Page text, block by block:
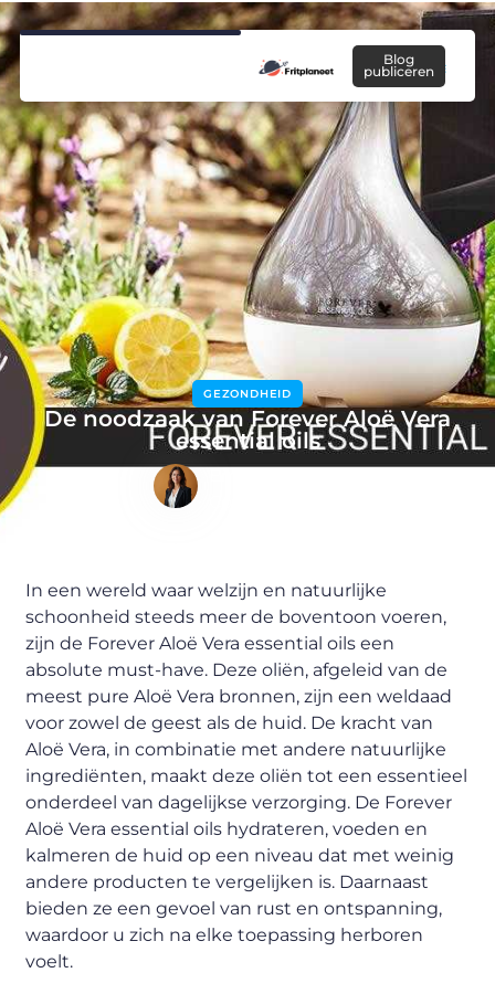
Blog
publiceren
GEZONDHEID
De noodzaak van Forever Aloë Vera
essential oils
In een wereld waar welzijn en natuurlijke
schoonheid steeds meer de boventoon voeren,
zijn de Forever Aloë Vera essential oils een
absolute must-have. Deze oliën, afgeleid van de
meest pure Aloë Vera bronnen, zijn een weldaad
voor zowel de geest als de huid. De kracht van
Aloë Vera, in combinatie met andere natuurlijke
ingrediënten, maakt deze oliën tot een essentieel
onderdeel van dagelijkse verzorging. De Forever
Aloë Vera essential oils hydrateren, voeden en
kalmeren de huid op een niveau dat met weinig
andere producten te vergelijken is. Daarnaast
bieden ze een gevoel van rust en ontspanning,
waardoor u zich na elke toepassing herboren
voelt.